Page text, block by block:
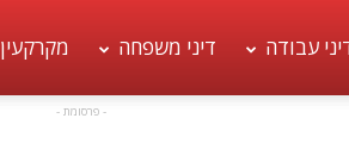
עבודה דיני משפחה מקרקעין
- פרסומת -